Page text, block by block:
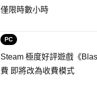
僅限時數小時
PC
Steam 極度好評遊戲《
費 即將改為收費模式